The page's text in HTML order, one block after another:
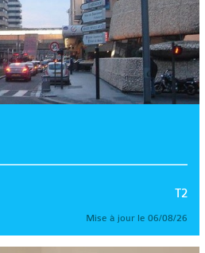
T2
Mise à jour le 06/08/26